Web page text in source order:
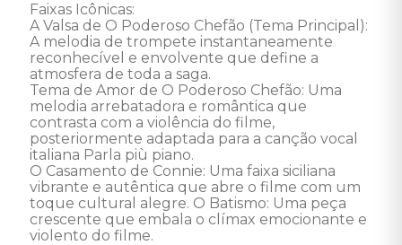
Faixas Icônicas:
A Valsa de O Poderoso Chefão (Tema Principal):
A melodia de trompete instantaneamente
reconhecível e envolvente que define a
atmosfera de toda a saga.
Tema de Amor de O Poderoso Chefão: Uma
melodia arrebatadora e romântica que
contrasta com a violência do filme,
posteriormente adaptada para a canção vocal
italiana Parla più piano.
O Casamento de Connie: Uma faixa siciliana
vibrante e autêntica que abre o filme com um
toque cultural alegre. O Batismo: Uma peça
crescente que embala o clímax emocionante e
violento do filme.